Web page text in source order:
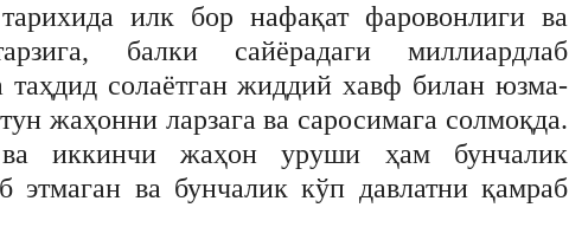
илк бор нафақат фаровонлиги ва
балки сайёрадаги миллиардлаб
таҳдид солаётган жиддий хавф билан юзма-
жаҳонни ларзага ва саросимага солмоқда.
иккинчи жаҳон уруши ҳам бунчалик
этмаган ва бунчалик кўп давлатни қамраб